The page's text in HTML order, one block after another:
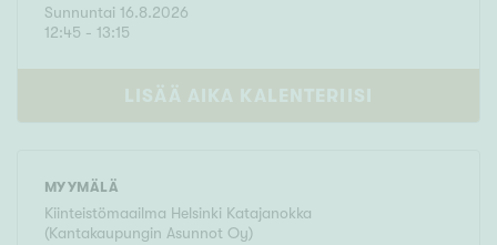
Sunnuntai 16.8.2026
12:45 - 13:15
LISÄÄ AIKA KALENTERIISI
MYYMÄLÄ
Kiinteistömaailma Helsinki Katajanokka
(Kantakaupungin Asunnot Oy)